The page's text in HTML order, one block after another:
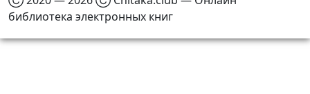
библиотека электронных книг